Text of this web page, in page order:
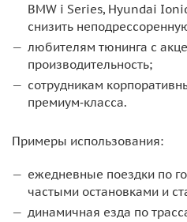
BMW i Series, Hyundai
снизить
любителям тюнинга с
производительность;
сотрудникам
премиум‑класса.
Примеры использования:
ежедневные поездки по
частыми остановками и
динамичная езда по